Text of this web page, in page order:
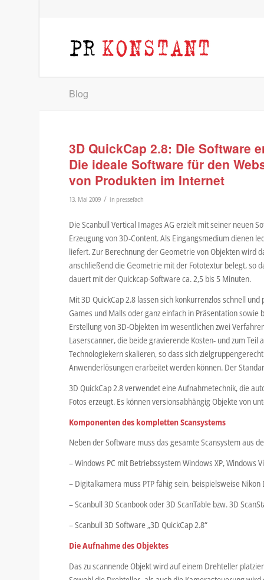
Blog
3D QuickCap 2.8: Die Software
Die ideale Software für den
von Produkten im Internet
13. Mai 2009 / in pressefach
Die Scanbull Vertical Images AG erzielt mit seiner neuen
Erzeugung von 3D-Content. Als Eingangsmedium dienen
liefert. Zur Berechnung der Geometrie von Objekten wird
anschließend die Geometrie mit der Fototextur belegt, so
dauert mit der Quickcap-Software ca. 2,5 bis 5 Minuten.
Mit 3D QuickCap 2.8 lassen sich konkurrenzlos schnell
Games und Malls oder ganz einfach in Präsentation
Erstellung von 3D-Objekten im wesentlichen zwei
Laserscanner, die beide gravierende Kosten- und zum
Technologiekern skalieren, so dass sich
Anwenderlösungen erarbeitet werden können. Der
3D QuickCap 2.8 verwendet eine Aufnahmetechnik, die
Fotos erzeugt. Es können versionsabhängig Objekte von
Komponenten des kompletten Scansystems
Neben der Software muss das gesamte Scansystem aus
– Windows PC mit Betriebssystem Windows XP, Windows
– Digitalkamera muss PTP fähig sein, beispielsweise Nikon
– Scanbull 3D Scanbook oder 3D ScanTable bzw. 3D
– Scanbull 3D Software „3D QuickCap 2.8“
Die Aufnahme des Objektes
Das zu scannende Objekt wird auf einem Drehteller